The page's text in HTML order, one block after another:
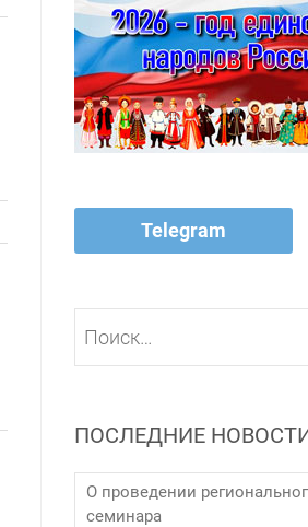
Telegram
ПОСЛЕДНИЕ
О проведении
семинара